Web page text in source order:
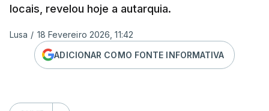
locais, revelou hoje a autarquia.
Lusa / 18 Fevereiro 2026, 11:42
ADICIONAR COMO FONTE INFORMATIVA